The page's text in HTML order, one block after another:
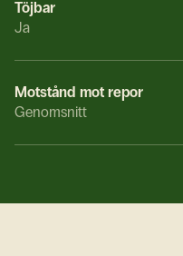
Töjbar
Ja
Motstånd mot repor
Genomsnitt